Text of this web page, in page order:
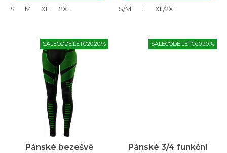
S M XL 2XL S/M L XL/2XL
SALECODE:LETO20:20:%
Pánské bezešvé
SALECODE:LETO20:20:%
Pánské 3/4 funkční